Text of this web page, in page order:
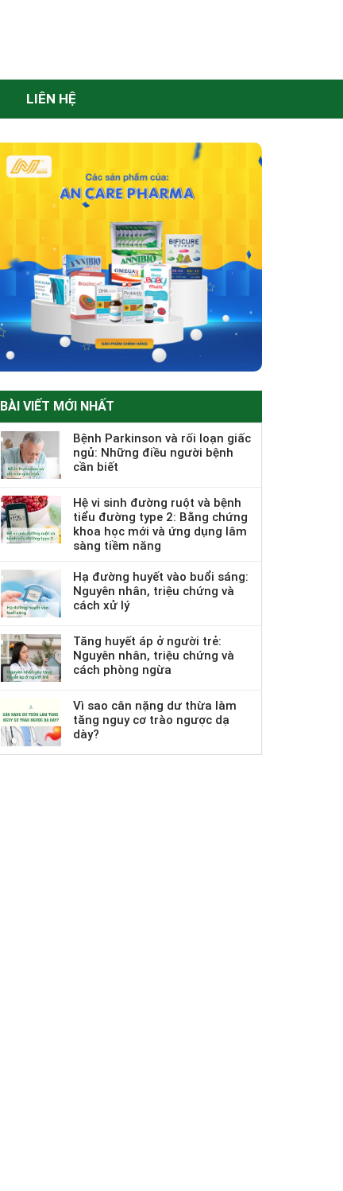
LIÊN HỆ
BÀI VIẾT MỚI NHẤT
Bệnh Parkinson và rối loạn giấc
ngủ: Những điều người bệnh
cần biết
Hệ vi sinh đường ruột và bệnh
tiểu đường type 2: Bằng chứng
khoa học mới và ứng dụng lâm
sàng tiềm năng
Hạ đường huyết vào buổi sáng:
Nguyên nhân, triệu chứng và
cách xử lý
Tăng huyết áp ở người trẻ:
Nguyên nhân, triệu chứng và
cách phòng ngừa
Vì sao cân nặng dư thừa làm
tăng nguy cơ trào ngược dạ
dày?